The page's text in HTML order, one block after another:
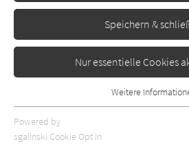
Speichern &
Nur essentielle Cookies
Essentielle Cookies werden für
Webseite benötigt. Dadurch ist
Weitere
Powered by
sgalinski Cookie Opt In